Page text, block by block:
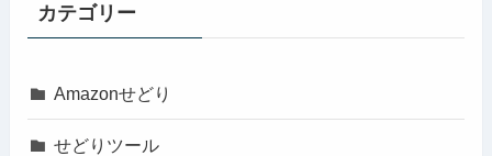
カテゴリー
Amazonせどり
せどりツール